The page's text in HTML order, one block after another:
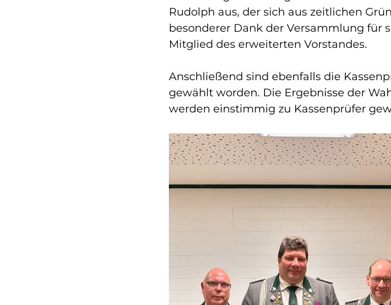
Rudolph aus, der sich aus zeitlichen
besonderer Dank der Versammlung für
Mitglied des erweiterten Vorstandes.
Anschließend sind ebenfalls die
gewählt worden. Die Ergebnisse der
werden einstimmig zu Kassenprüfer